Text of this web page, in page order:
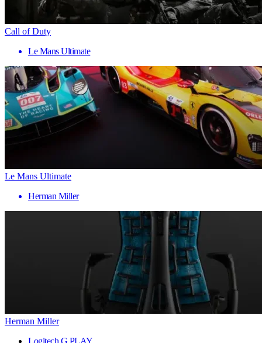
Call of Duty
Le Mans Ultimate
Le Mans Ultimate
Herman Miller
Herman Miller
Logitech G PLAY